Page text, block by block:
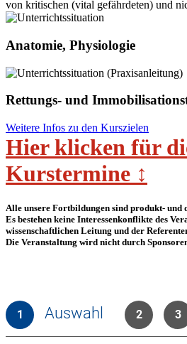
von kritischen (vital gefährdeten) und
Anatomie, Physiologie
Rettungs- und
Weitere Infos zu den Kurszielen
Hier klicken für
Kurstermine ↕︁
Alle unsere Fortbildungen sind produkt- und
Es bestehen keine Interessenkonflikte des
wissenschaftlichen Leitung und der
Die Veranstaltung wird nicht durch
1 Auswahl 2 3